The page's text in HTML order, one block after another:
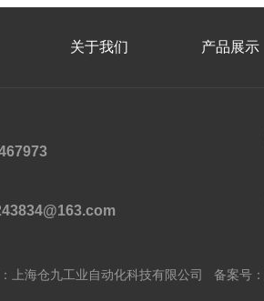
关于我们 产品展示
上海仓九工业自动化科技有限公司 备案号：